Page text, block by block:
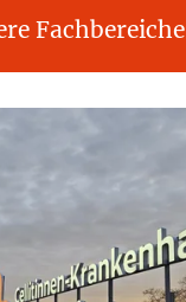
Fachbereiche